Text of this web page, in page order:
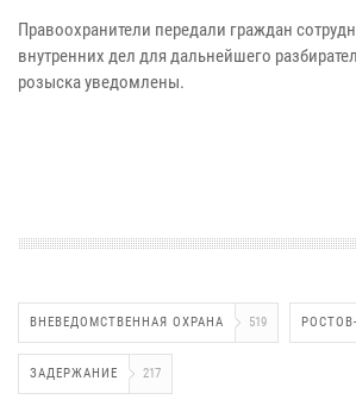
Правоохранители передали граждан
внутренних дел для дальнейшего
розыска уведомлены.
ВНЕВЕДОМСТВЕННАЯ ОХРАНА 519
ЗАДЕРЖАНИЕ 217